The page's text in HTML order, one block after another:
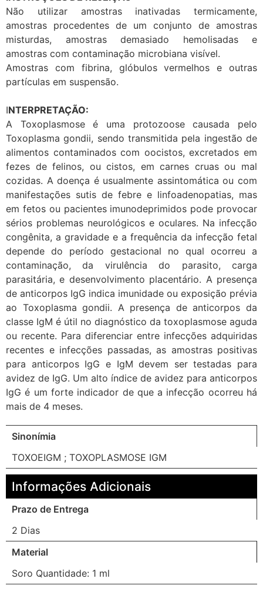
Não utilizar amostras inativadas termicamente,
amostras procedentes de um conjunto de amostras
misturdas, amostras demasiado hemolisadas e
amostras com contaminação microbiana visível.
Amostras com fibrina, glóbulos vermelhos e outras
partículas em suspensão.
INTERPRETAÇÃO:
A Toxoplasmose é uma protozoose causada pelo
Toxoplasma gondii, sendo transmitida pela ingestão de
alimentos contaminados com oocistos, excretados em
fezes de felinos, ou cistos, em carnes cruas ou mal
cozidas. A doença é usualmente assintomática ou com
manifestações sutis de febre e linfoadenopatias, mas
em fetos ou pacientes imunodeprimidos pode provocar
sérios problemas neurológicos e oculares. Na infecção
congênita, a gravidade e a frequência da infecção fetal
depende do período gestacional no qual ocorreu a
contaminação, da virulência do parasito, carga
parasitária, e desenvolvimento placentário. A presença
de anticorpos IgG indica imunidade ou exposição prévia
ao Toxoplasma gondii. A presença de anticorpos da
classe IgM é útil no diagnóstico da toxoplasmose aguda
ou recente. Para diferenciar entre infecções adquiridas
recentes e infecções passadas, as amostras positivas
para anticorpos IgG e IgM devem ser testadas para
avidez de IgG. Um alto índice de avidez para anticorpos
IgG é um forte indicador de que a infecção ocorreu há
mais de 4 meses.
Sinonímia
TOXOEIGM ; TOXOPLASMOSE IGM
Informações Adicionais
Prazo de Entrega
2 Dias
Material
Soro Quantidade: 1 ml